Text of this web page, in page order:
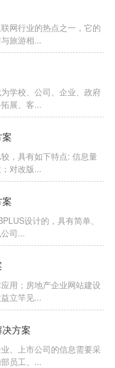
网行业的热点之一，它的
旅游相...
学校、公司、企业、政府
展、客...
，具有如下特点: 信息量
对改版...
设计的，具有简单、
司...
用；房地产企业网站建设
立竿见...
方案
、上市公司的信息需要采
员工、...